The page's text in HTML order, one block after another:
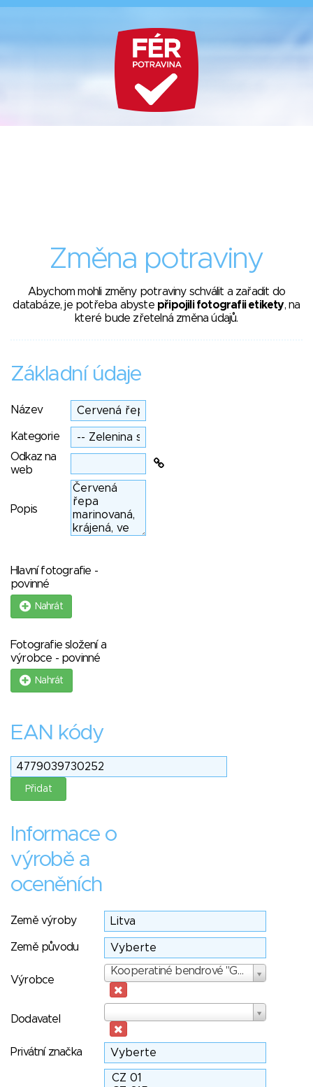
Změna potraviny
Abychom mohli změny potraviny schválit a zařadit do
databáze, je potřeba abyste připojili fotografii etikety, na
které bude zřetelná změna údajů.
Základní údaje
Název
Kategorie
Odkaz na
web
Popis
Hlavní fotografie -
povinné
Nahrát
Fotografie složení a
výrobce - povinné
Nahrát
EAN kódy
Informace o
výrobě a
oceněních
Země výroby
Země původu
Výrobce
Kooperatiné bendrové "Grybal LT"
Výrobce
Dodavatel
Privátní značka